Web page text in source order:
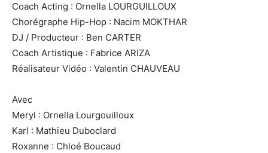
Coach Acting : Ornella LOURGUILLOUX
Chorégraphe Hip-Hop : Nacim MOKTHAR
DJ / Producteur : Ben CARTER
Coach Artistique : Fabrice ARIZA
Réalisateur Vidéo : Valentin CHAUVEAU
Avec
Meryl : Ornella Lourgouilloux
Karl : Mathieu Duboclard
Roxanne : Chloé Boucaud